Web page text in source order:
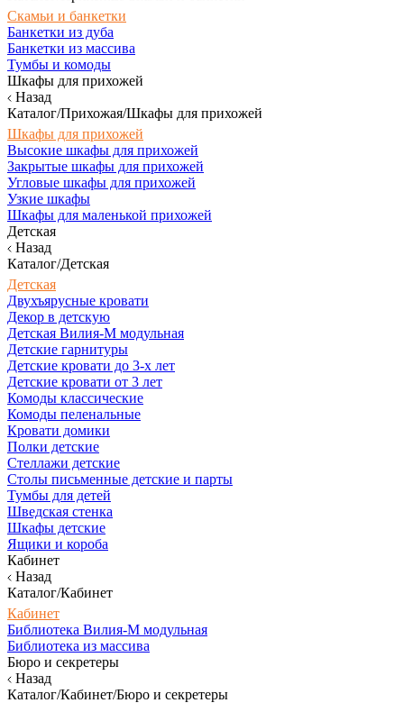
Скамьи и банкетки
Банкетки из дуба
Банкетки из массива
Тумбы и комоды
Шкафы для прихожей
Назад
Каталог/Прихожая/Шкафы для прихожей
Шкафы для прихожей
Высокие шкафы для прихожей
Закрытые шкафы для прихожей
Угловые шкафы для прихожей
Узкие шкафы
Шкафы для маленькой прихожей
Детская
Назад
Каталог/Детская
Детская
Двухъярусные кровати
Декор в детскую
Детская Вилия-М модульная
Детские гарнитуры
Детские кровати до 3-х лет
Детские кровати от 3 лет
Комоды классические
Комоды пеленальные
Кровати домики
Полки детские
Стеллажи детские
Столы письменные детские и парты
Тумбы для детей
Шведская стенка
Шкафы детские
Ящики и короба
Кабинет
Назад
Каталог/Кабинет
Кабинет
Библиотека Вилия-М модульная
Библиотека из массива
Бюро и секретеры
Назад
Каталог/Кабинет/Бюро и секретеры